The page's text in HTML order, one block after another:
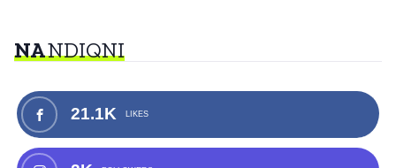
NANDIQNI
21.1K LIKES